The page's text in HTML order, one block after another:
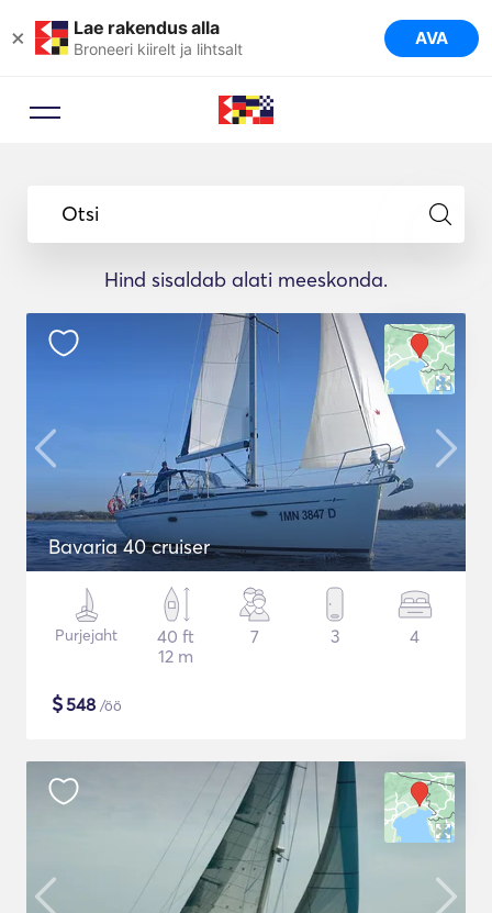
× Lae rakendus alla
Broneeri kiirelt ja lihtsalt AVA
Otsi
Hind sisaldab alati meeskonda.
Bavaria 40 cruiser
Purjejaht
40 ft
12 m
7 3 4
$548 /öö